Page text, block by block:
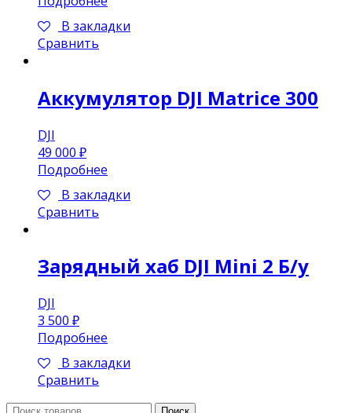
В закладки
Сравнить
Аккумулятор DJI Matrice 300
DJI
49 000 ₽
Подробнее
В закладки
Сравнить
Зарядный хаб DJI Mini 2 Б/у
DJI
3 500 ₽
Подробнее
В закладки
Сравнить
Поиск: